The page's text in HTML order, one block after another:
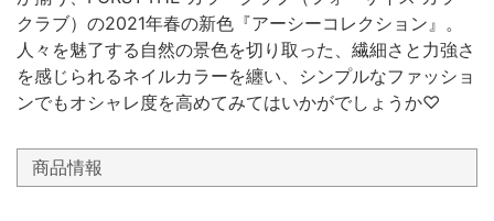
クラブ）の2021年春の新色『アーシーコレクション』。
人々を魅了する自然の景色を切り取った、繊細さと力強さ
を感じられるネイルカラーを纏い、シンプルなファッショ
ンでもオシャレ度を高めてみてはいかがでしょうか♡
商品情報